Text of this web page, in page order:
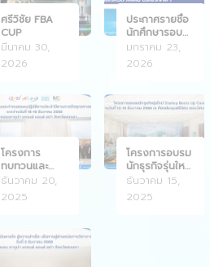
ศรีวิชัย FBA
CUP
มีนาคม 30,
2026
ประกาศรายชื่อ
นักศึกษารอบ
โควตาพิเศษ
มกราคม 23,
2026
โครงการ
ทบทวนและ
กำหนดแผน
ปฏิบัติงาน
ยุทธศาสตร์
ธันวาคม 20,
2025
โครงการอบรม
นักธุรกิจรุ่นใหม่
Startup Boots
Up Camp
ธันวาคม 15,
2025